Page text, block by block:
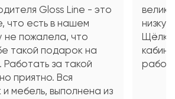
Gloss Line - это
что есть в нашем
не пожалела, что
такой подарок на
за такой
приятно. Вся
мебель, выполнена из